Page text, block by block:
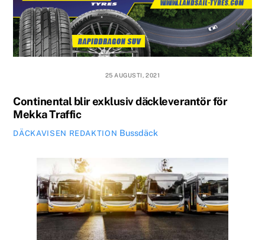
25 AUGUSTI, 2021
Continental blir exklusiv däckleverantör för
Mekka Traffic
DÄCKAVISEN REDAKTION Bussdäck